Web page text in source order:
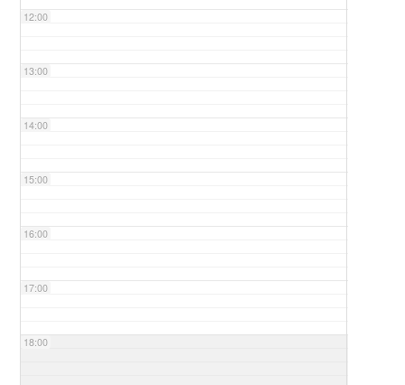
12:00
13:00
14:00
15:00
16:00
17:00
18:00